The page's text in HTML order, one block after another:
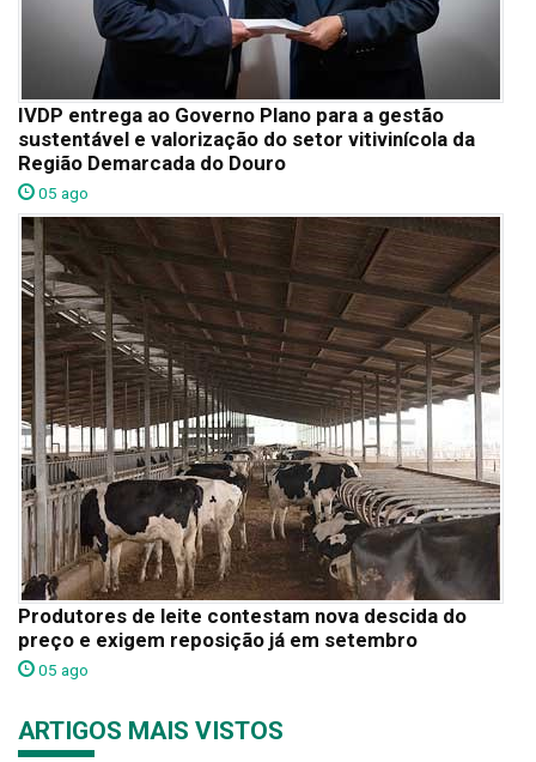
IVDP entrega ao Governo Plano para a gestão
sustentável e valorização do setor vitivinícola da
Região Demarcada do Douro
05 ago
Produtores de leite contestam nova descida do
preço e exigem reposição já em setembro
05 ago
ARTIGOS MAIS VISTOS